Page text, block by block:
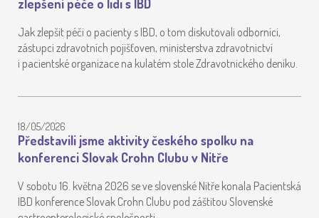
zlepšení péče o lidi s IBD
Jak zlepšit péči o pacienty s IBD, o tom diskutovali odborníci,
zástupci zdravotních pojišťoven, ministerstva zdravotnictví
i pacientské organizace na kulatém stole Zdravotnického deníku.
18/05/2026
Představili jsme aktivity českého spolku na
konferenci Slovak Crohn Clubu v Nitře
V sobotu 16. května 2026 se ve slovenské Nitře konala Pacientská
IBD konference Slovak Crohn Clubu pod záštitou Slovenské